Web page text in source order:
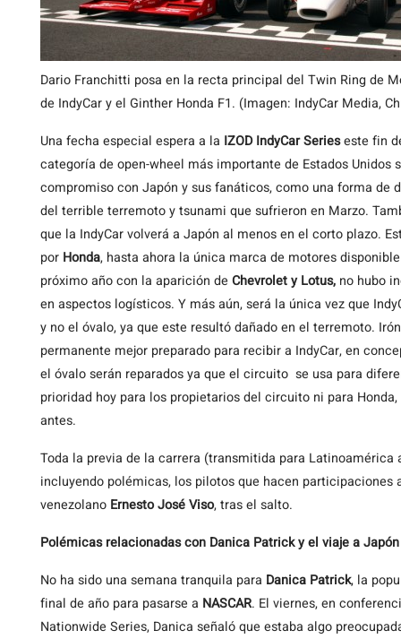
Dario Franchitti posa en la recta principal del Twin Ring de
de IndyCar y el Ginther Honda F1. (Imagen: IndyCar Media,
Una fecha especial espera a la IZOD IndyCar Serieseste fin
categoría de open-wheel más importante de Estados Unidos
compromiso con Japón y sus fanáticos, como una forma de
del terrible terremoto y tsunami que sufrieron en Marzo.
que la IndyCar volverá a Japón al menos en el corto plazo.
por Honda, hasta ahora la única marca de motores
próximo año con la aparición de Chevrolet y Lotus, no hubo
en aspectos logísticos. Y más aún, será la única vez que
y no el óvalo, ya que este resultó dañado en el terremoto.
permanente mejor preparado para recibir a IndyCar, en
el óvalo serán reparados ya que el circuito se usa para
prioridad hoy para los propietarios del circuito ni para
antes.
Toda la previa de la carrera (transmitida para Latinoamérica
incluyendo polémicas, los pilotos que hacen
venezolano Ernesto José Viso, tras el salto.
Polémicas relacionadas con Danica Patrick y el viaje a Japón
No ha sido una semana tranquila para Danica Patrick, la
final de año para pasarse a NASCAR. El viernes, en
Nationwide Series, Danica señaló que estaba algo